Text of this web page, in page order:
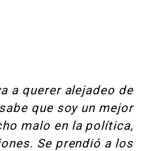
a querer alejadeo de
que soy un mejor
malo en la política,
Se prendió a los